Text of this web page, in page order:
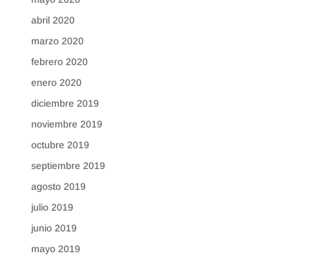
abril 2020
marzo 2020
febrero 2020
enero 2020
diciembre 2019
noviembre 2019
octubre 2019
septiembre 2019
agosto 2019
julio 2019
junio 2019
mayo 2019